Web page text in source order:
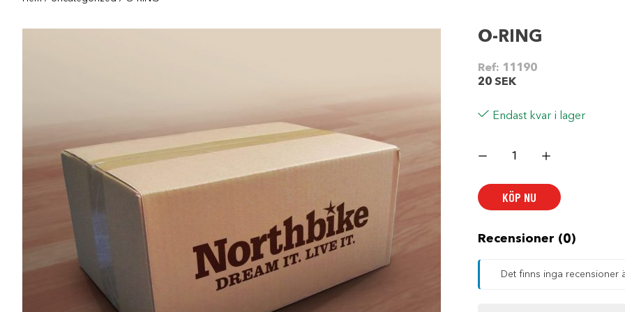
O-RING
Ref: 11190
20 SEK
Endast kvar i lager
RING
KÖP NU
Recensioner (0)
Det finns inga recensioner